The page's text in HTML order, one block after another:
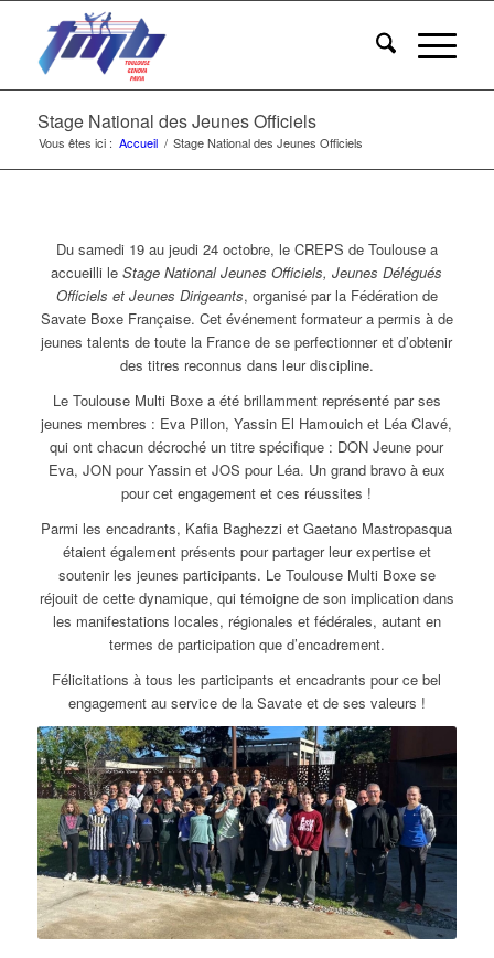
Stage National des Jeunes Officiels
Vous êtes ici : Accueil / Stage National des Jeunes Officiels
Du samedi 19 au jeudi 24 octobre, le CREPS de Toulouse a
accueilli leStage National Jeunes Officiels, Jeunes Délégués
Officiels et Jeunes Dirigeants, organisé par la Fédération de
Savate Boxe Française. Cet événement formateur a permis à de
jeunes talents de toute la France de se perfectionner et d’obtenir
des titres reconnus dans leur discipline.
Le Toulouse Multi Boxe a été brillamment représenté par ses
jeunes membres : Eva Pillon, Yassin El Hamouich et Léa Clavé,
qui ont chacun décroché un titre spécifique : DON Jeune pour
Eva, JON pour Yassin et JOS pour Léa. Un grand bravo à eux
pour cet engagement et ces réussites !
Parmi les encadrants, Kafia Baghezzi et Gaetano Mastropasqua
étaient également présents pour partager leur expertise et
soutenir les jeunes participants. Le Toulouse Multi Boxe se
réjouit de cette dynamique, qui témoigne de son implication dans
les manifestations locales, régionales et fédérales, autant en
termes de participation que d’encadrement.
Félicitations à tous les participants et encadrants pour ce bel
engagement au service de la Savate et de ses valeurs !